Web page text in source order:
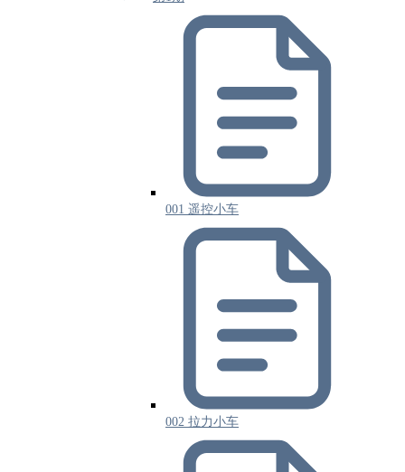
001 遥控小车
002 拉力小车